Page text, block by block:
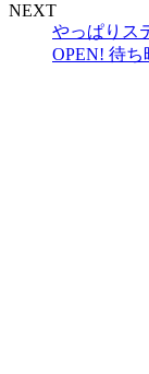
NEXT
やっぱりス
OPEN! 待